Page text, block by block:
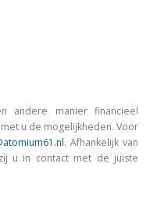
manier financieel
u de mogelijkheden. Voor
. Afhankelijk van
u in contact met de juiste